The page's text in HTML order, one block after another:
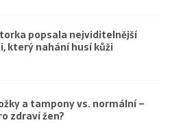
popsala nejviditelnější
který nahání husí kůži
a tampony vs. normální –
zdraví žen?